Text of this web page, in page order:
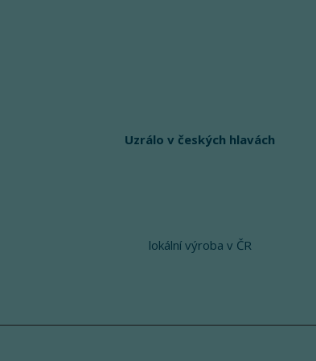
Uzrálo v českých hlavách
lokální výroba v ČR